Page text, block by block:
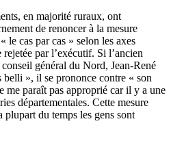
en majorité ruraux, ont
de renoncer à la mesure
le cas par cas » selon les axes
par l’exécutif. Si l’ancien
général du Nord, Jean-René
belli », il se prononce contre « son
me paraît pas approprié car il y a une
départementales. Cette mesure
du temps les gens sont